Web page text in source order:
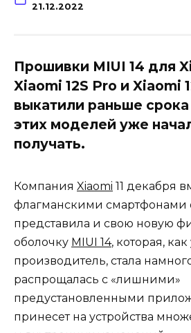
21.12.2022
Прошивки MIUI 14 для
Xiaomi 12S Pro и Xiaomi
выкатили раньше
этих моделей уже
получать.
Компания Xiaomi 11 декабря
флагманскими смартфонами
представила и свою новую
оболочку MIUI 14, которая,
производитель, стала
распрощалась с «лишними»
предустановленными
принесет на устройства